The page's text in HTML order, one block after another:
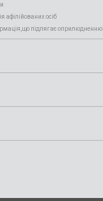
афілійованих осіб
підлягає оприлюдненню